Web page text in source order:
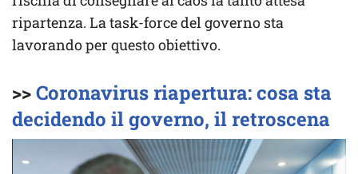
ripartenza. La task-force del governo sta
lavorando per questo obiettivo.
>>Coronavirus riapertura: cosa sta
decidendo il governo, il retroscena